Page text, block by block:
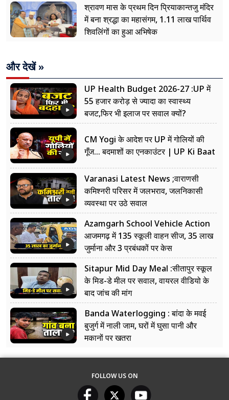
श्रावण मास के प्रथम दिन प्रियाकान्तजु मंदिर
में बना श्रद्धा का महासंगम, 1.11 लाख पार्थिव
शिवलिंगों का हुआ अभिषेक
और देखें »
UP Health Budget 2026-27 :UP में
55 हजार करोड़ से ज्यादा का स्वास्थ्य
बजट,फिर भी इलाज पर सवाल क्यों?
CM Yogi के आदेश पर UP में गोलियों की
गूँज... बदमाशों का एनकाउंटर | UP Ki Baat
Varanasi Latest News ;वाराणसी
कमिश्नरी परिसर में जलभराव, जलनिकासी
व्यवस्था पर उठे सवाल
Azamgarh School Vehicle Action
आजमगढ़ में 135 स्कूली वाहन सीज, 35 लाख
जुर्माना और 3 प्रबंधकों पर केस
Sitapur Mid Day Meal :सीतापुर स्कूल
के मिड-डे मील पर सवाल, वायरल वीडियो के
बाद जांच की मांग
Banda Waterlogging : बांदा के मवई
बुजुर्ग में नाली जाम, घरों में घुसा पानी और
मकानों पर खतरा
FOLLOW US ON